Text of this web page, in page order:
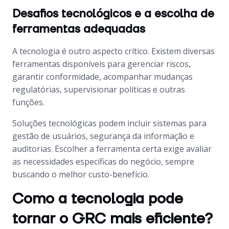
Desafios tecnológicos e a escolha de
ferramentas adequadas
A tecnologia é outro aspecto crítico. Existem diversas
ferramentas disponíveis para gerenciar riscos,
garantir conformidade, acompanhar mudanças
regulatórias, supervisionar políticas e outras
funções.
Soluções tecnológicas podem incluir sistemas para
gestão de usuários, segurança da informação e
auditorias. Escolher a ferramenta certa exige avaliar
as necessidades específicas do negócio, sempre
buscando o melhor custo-benefício.
Como a tecnologia pode
tornar o GRC mais eficiente?